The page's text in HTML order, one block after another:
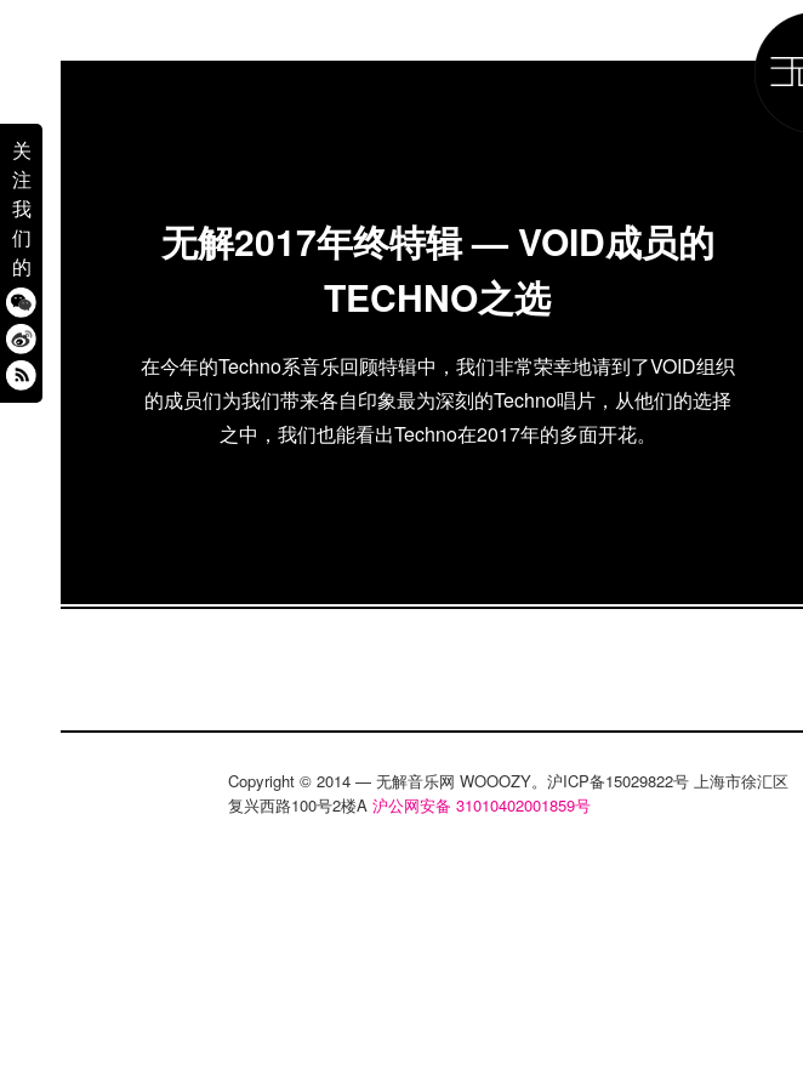
关
注
我
们
的
无解2017年终特辑 — VOID成员的
TECHNO之选
在今年的Techno系音乐回顾特辑中，我们非常荣幸地请到了VOID组织
的成员们为我们带来各自印象最为深刻的Techno唱片，从他们的选择
之中，我们也能看出Techno在2017年的多面开花。
Copyright © 2014 — 无解音乐网 WOOOZY。沪ICP备15029822号 上海市徐汇区
复兴西路100号2楼A 沪公网安备 31010402001859号